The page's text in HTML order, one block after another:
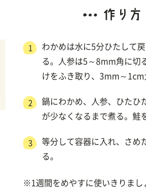
1
わかめは水に5分ひたして
る。人参は5～8mm角に切
けをふき取り、3mm～1cm
2
鍋にわかめ、人参、ひたひ
が少なくなるまで煮る。鮭
3
等分して容器に入れ、さめ
る。
※1週間をめやすに使いきりまし